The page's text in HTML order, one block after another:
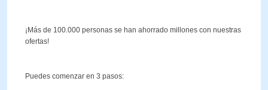
¡Más de 100.000 personas se han ahorrado millones con nuestras
ofertas!
Puedes comenzar en 3 pasos: